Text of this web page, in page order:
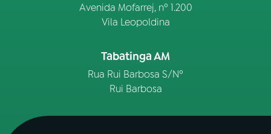
Avenida Mofarrej, nº 1.200
Vila Leopoldina
Tabatinga AM
Rua Rui Barbosa S/Nº
Rui Barbosa